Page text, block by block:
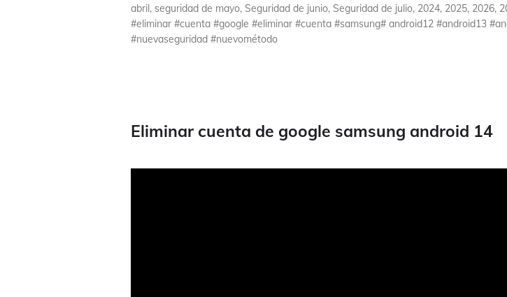
abril, seguridad de mayo, Seguridad de junio, Seguridad de julio, 2024, 2025, 2026,
#eliminar #cuenta #google #eliminar #cuenta #samsung# android12 #android13
#nuevaseguridad #nuevométodo
Eliminar cuenta de google samsung android 14